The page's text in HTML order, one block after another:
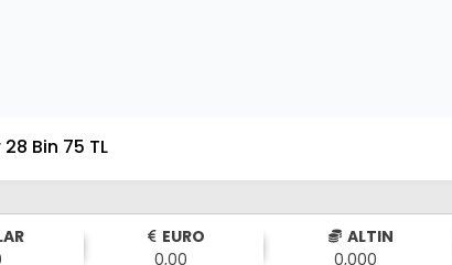
Bin 75 TL
EURO
0,00
ALTIN
0,000